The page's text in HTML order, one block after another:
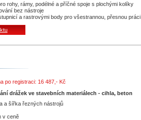
rohy, rámy, podélné a příčné spoje s plochými kolíky
bez nástroje
a rastrovými body pro všestrannou, přesnou práci
po registraci: 16 487,- Kč
drážek ve stavebních materiálech - cihla, beton
a šířka řezných nástrojů
v ceně